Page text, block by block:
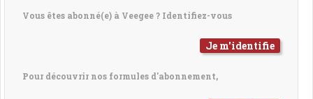
Vous êtes abonné(e) à Veegee ? Identifiez-vous
Je m'identifie
Pour découvrir nos formules d'abonnement,